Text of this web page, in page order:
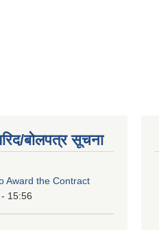
बोलपत्र सूचना
Award the Contract
15:56